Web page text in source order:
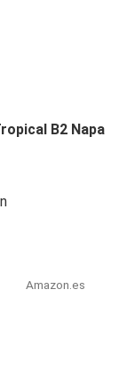
B2 Napa
Amazon.es